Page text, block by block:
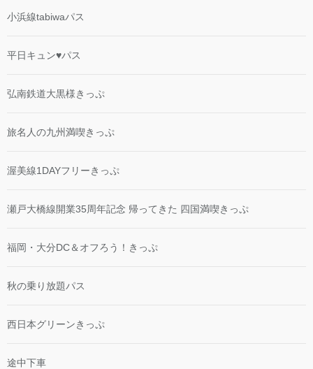
小浜線tabiwaパス
平日キュン♥パス
弘南鉄道大黒様きっぷ
旅名人の九州満喫きっぷ
渥美線1DAYフリーきっぷ
瀬戸大橋線開業35周年記念 帰ってきた 四国満喫きっぷ
福岡・大分DC＆オフろう！きっぷ
秋の乗り放題パス
西日本グリーンきっぷ
途中下車